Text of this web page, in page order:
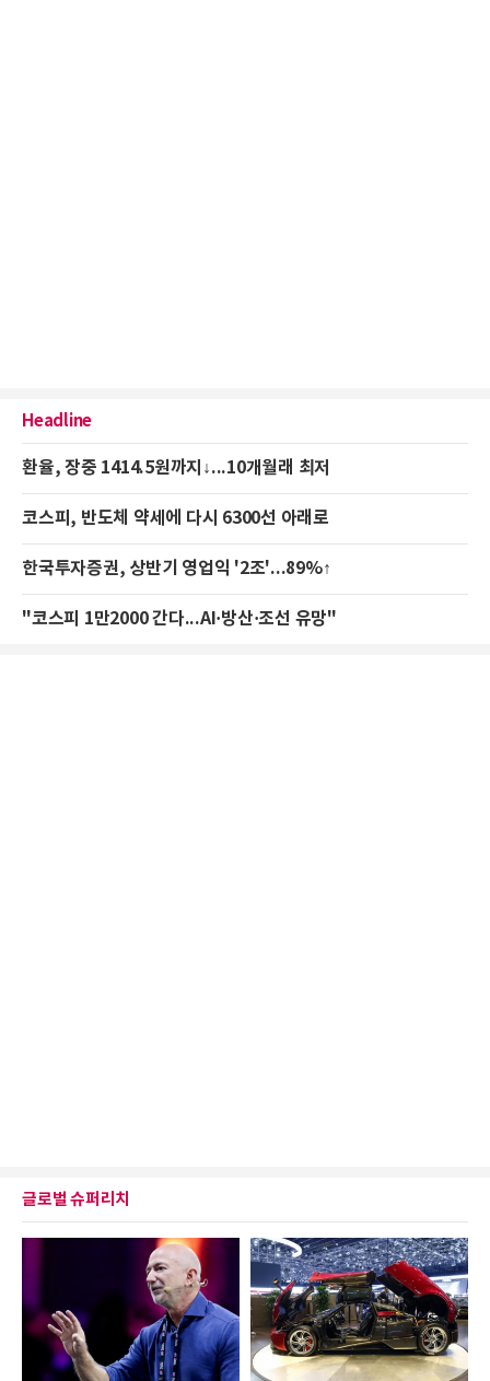
Headline
환율, 장중 1414.5원까지↓...10개월래 최저
코스피, 반도체 약세에 다시 6300선 아래로
한국투자증권, 상반기 영업익 '2조'...89%↑
"코스피 1만2000 간다...AI·방산·조선 유망"
글로벌 슈퍼리치